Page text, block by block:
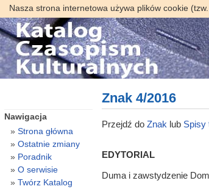
Nasza strona internetowa używa plików cookie
Znak 4/2016
Przejdź do Znak lub Spisy
EDYTORIAL
Duma i zawstydzenie
Nawigacja
Strona główna
Ostatnie zmiany
Poradnik
O serwisie
Twórz Katalog